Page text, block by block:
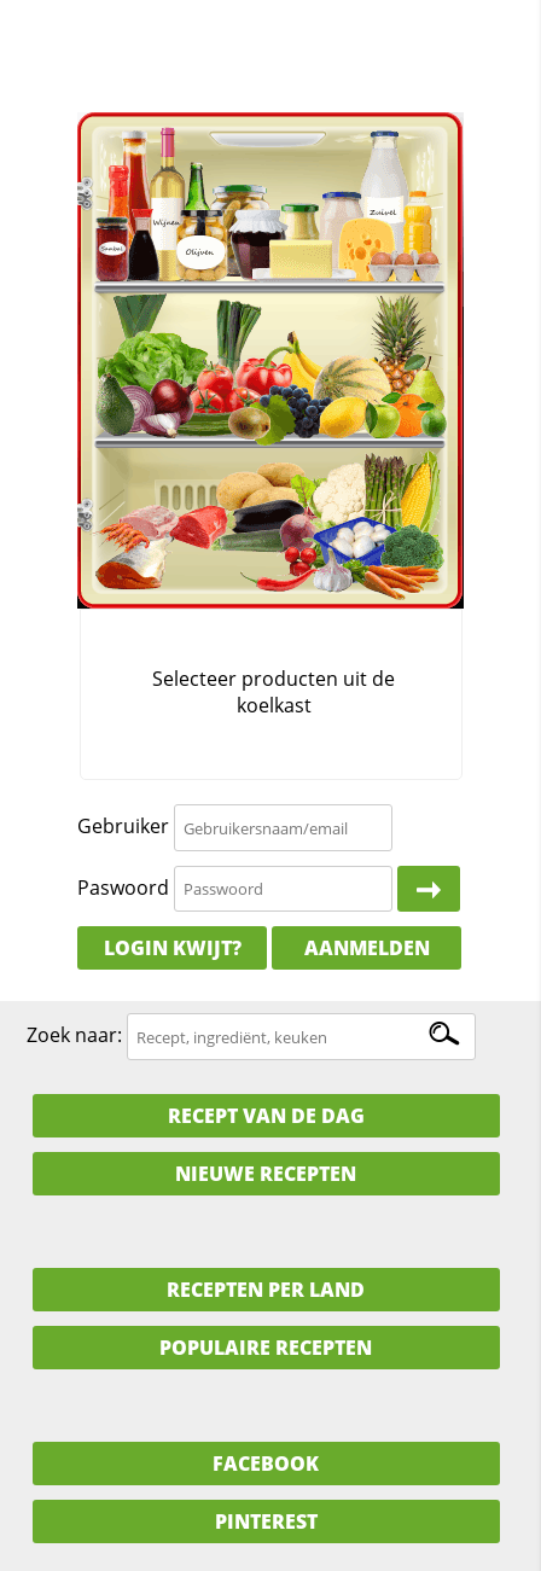
Gebruiker
Paswoord
LOGIN KWIJT? AANMELDEN
Zoek naar:
RECEPT VAN DE DAG
NIEUWE RECEPTEN
RECEPTEN PER LAND
POPULAIRE RECEPTEN
FACEBOOK
PINTEREST